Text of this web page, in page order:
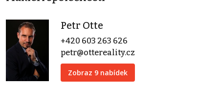
Petr Otte
+420 603 263 626
petr@ottereality.cz
Zobraz 9 nabídek